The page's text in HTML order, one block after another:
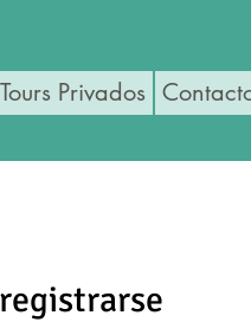
Tours Privados